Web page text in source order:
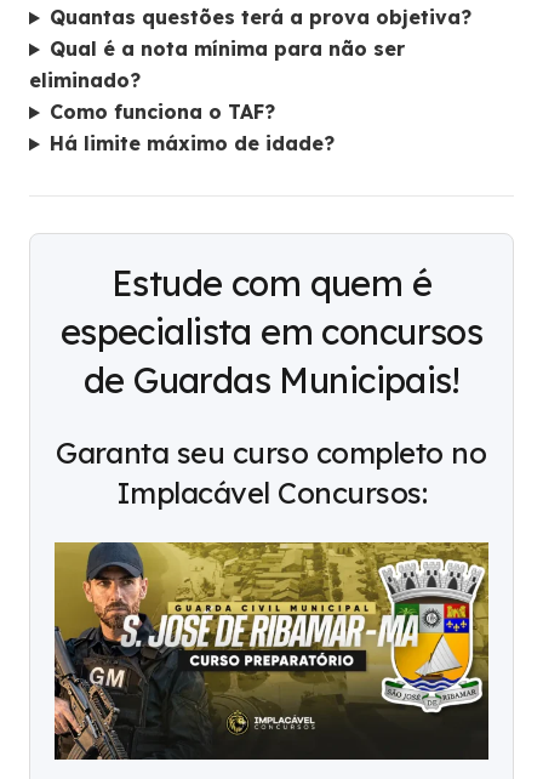
Quantas questões terá a prova objetiva?
Qual é a nota mínima para não ser
eliminado?
Como funciona o TAF?
Há limite máximo de idade?
Estude com quem é
especialista em concursos
de Guardas Municipais!
Garanta seu curso completo no
Implacável Concursos: